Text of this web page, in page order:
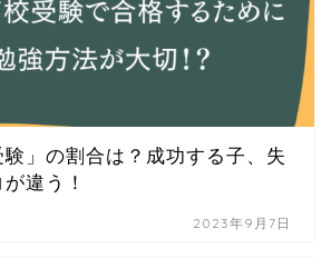
験」の割合は？成功する子、失
違う！
2023年9月7日